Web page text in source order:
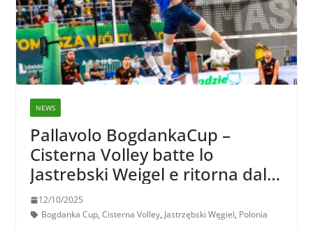
NEWS
Pallavolo BogdankaCup –
Cisterna Volley batte lo
Jastrebski Weigel e ritorna dalla
Polonia con buone indicazioni
12/10/2025
Bogdanka Cup, Cisterna Volley, Jastrzębski Węgiel, Polonia